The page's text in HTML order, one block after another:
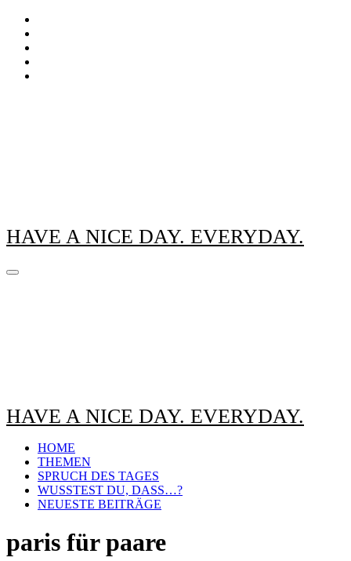
Zum
Inhalt
springen
HAVE A NICE DAY. EVERYDAY.
HAVE A NICE DAY. EVERYDAY.
HOME
THEMEN
SPRUCH DES TAGES
WUSSTEST DU, DASS…?
NEUESTE BEITRÄGE
paris für paare